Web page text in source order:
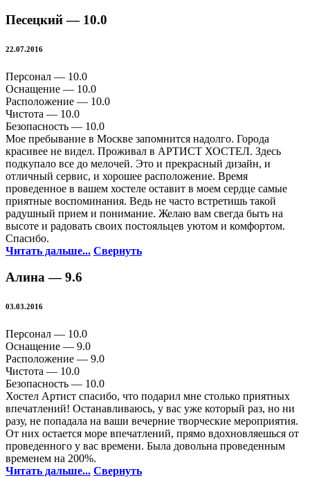
Песецкий — 10.0
22.07.2016
Персонал — 10.0
Оснащение — 10.0
Расположение — 10.0
Чистота — 10.0
Безопасность — 10.0
Мое пребывание в Москве запомнится надолго. Города
красивее не видел. Проживал в АРТИСТ ХОСТЕЛ. Здесь
подкупало все до мелочей. Это и прекрасный дизайн, и
отличный сервис, и хорошее расположение. Время
проведенное в вашем хостеле оставит в моем сердце самые
приятные воспоминания. Ведь не часто встретишь такой
радушный прием и понимание. Желаю вам свегда быть на
высоте и радовать своих постояльцев уютом и комфортом.
Спасибо.
Читать дальше... Свернуть
Алина —9.6
03.03.2016
Персонал — 10.0
Оснащение — 9.0
Расположение — 9.0
Чистота — 10.0
Безопасность — 10.0
Хостел Артист спасибо, что подарил мне столько приятных
впечатлений! Останавливаюсь, у вас уже который раз, но ни
разу, не попадала на ваши вечерние творческие мероприятия.
От них остается море впечатлений, прямо вдохновляешься от
проведенного у вас времени. Была довольна проведенным
временем на 200%.
Читать дальше... Свернуть